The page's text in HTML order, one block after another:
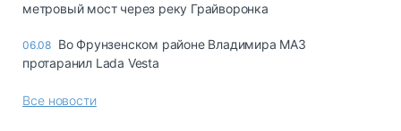
метровый мост через реку Грайворонка
06.08 Во Фрунзенском районе Владимира МАЗ
протаранил Lada Vesta
Все новости